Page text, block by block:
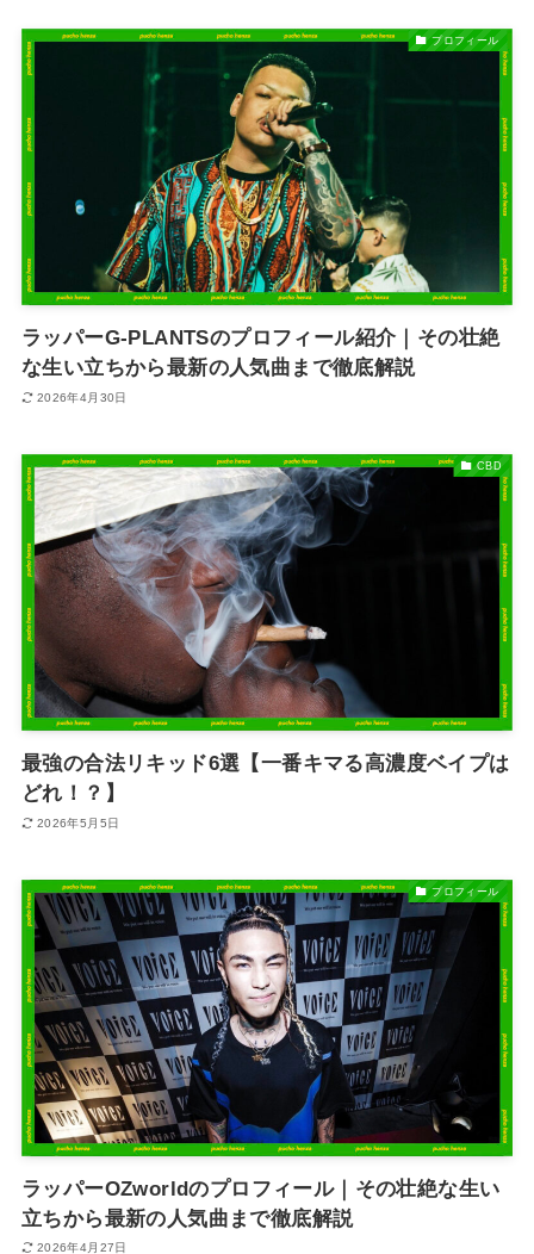
プロフィール
ラッパーG-PLANTSのプロフィール紹介｜その壮絶
な生い立ちから最新の人気曲まで徹底解説
2026年4月30日
CBD
最強の合法リキッド6選【一番キマる高濃度ベイプは
どれ！？】
2026年5月5日
プロフィール
ラッパーOZworldのプロフィール｜その壮絶な生い
立ちから最新の人気曲まで徹底解説
2026年4月27日